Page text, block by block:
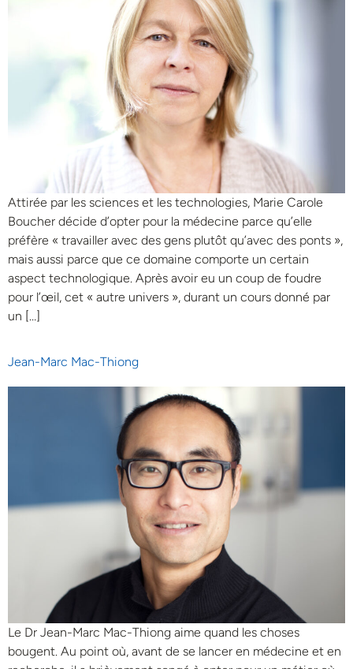
Attirée par les sciences et les technologies, Marie Carole
Boucher décide d’opter pour la médecine parce qu’elle
préfère « travailler avec des gens plutôt qu’avec des ponts »,
mais aussi parce que ce domaine comporte un certain
aspect technologique. Après avoir eu un coup de foudre
pour l’œil, cet « autre univers », durant un cours donné par
un […]
Jean-Marc Mac-Thiong
Le Dr Jean-Marc Mac-Thiong aime quand les choses
bougent. Au point où, avant de se lancer en médecine et en